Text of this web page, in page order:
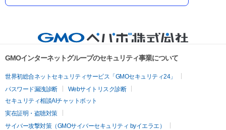
GMOインターネットグループのセキュリティ事業について
世界初総合ネットセキュリティサービス「GMOセキュリティ24」
パスワード漏洩診断
Webサイトリスク診断
セキュリティ相談AIチャットボット
実在証明・盗聴対策
サイバー攻撃対策（GMOサイバーセキュリティ byイエラエ）